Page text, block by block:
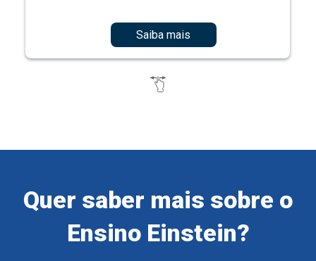
Saiba mais
Quer saber mais sobre o
Ensino Einstein?